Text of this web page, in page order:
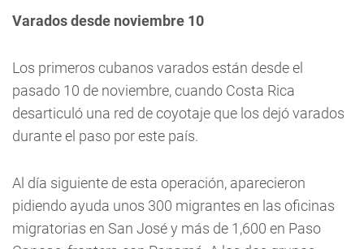
Varados desde noviembre 10
Los primeros cubanos varados están desde el
pasado 10 de noviembre, cuando Costa Rica
desarticuló una red de coyotaje que los dejó varados
durante el paso por este país.
Al día siguiente de esta operación, aparecieron
pidiendo ayuda unos 300 migrantes en las oficinas
migratorias en San José y más de 1,600 en Paso